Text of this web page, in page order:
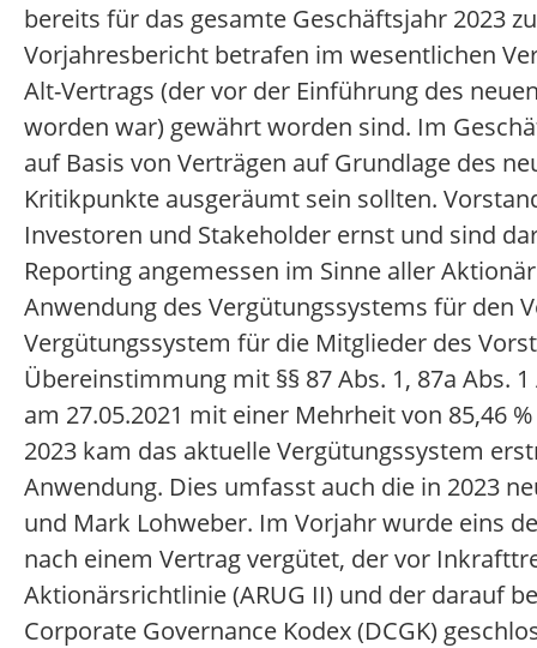
bereits für das gesamte Geschäftsjahr 2023
Vorjahresbericht betrafen im wesentlichen
Alt-Vertrags (der vor der Einführung des
worden war) gewährt worden sind. Im
auf Basis von Verträgen auf Grundlage des
Kritikpunkte ausgeräumt sein sollten.
Investoren und Stakeholder ernst und sind
Reporting angemessen im Sinne aller
Anwendung des Vergütungssystems für den
Vergütungssystem für die Mitglieder des
Übereinstimmung mit §§ 87 Abs. 1, 87a Abs.
am 27.05.2021 mit einer Mehrheit von 85,46
2023 kam das aktuelle Vergütungssystem
Anwendung. Dies umfasst auch die in 2023
und Mark Lohweber. Im Vorjahr wurde eins
nach einem Vertrag vergütet, der vor
Aktionärsrichtlinie (ARUG II) und der darauf
Corporate Governance Kodex (DCGK)